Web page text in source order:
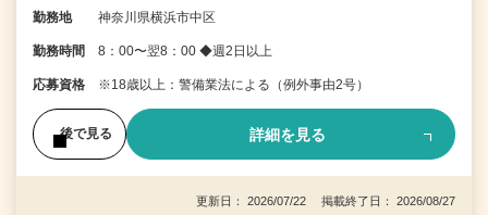
勤務地 神奈川県横浜市中区
勤務時間 8：00〜翌8：00 ◆週2日以上
応募資格 ※18歳以上：警備業法による（例外事由2号）
後で見る 詳細を見る
更新日： 2026/07/22 掲載終了日： 2026/08/27